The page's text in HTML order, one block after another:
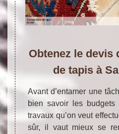
Obtenez le devis
de tapis à
Avant d’entamer une
bien savoir les
travaux qu’on veut
sûr, il vaut mieux se